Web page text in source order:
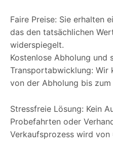
Faire Preise: Sie erhalten
das den tatsächlichen
widerspiegelt.
Kostenlose Abholung und
Transportabwicklung: Wir
von der Abholung bis
Stressfreie Lösung: Kein
Probefahrten oder
Verkaufsprozess wird von